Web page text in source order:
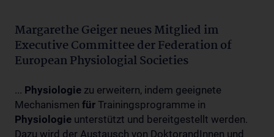
Margarethe Geiger neues Mitglied im
Executive Committee der Federation of
European Physiologial Societies
... Physiologie zu erweitern, indem geeignete
Mechanismen für Trainingsprogramme in
Physiologie unterstützt und bereitgestellt werden.
Dazu wird der Austausch von DoktorandInnen und